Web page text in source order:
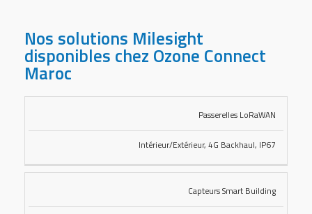
Nos solutions Milesight
disponibles chez Ozone Connect
Maroc
DE
CLÉS
Passerelles LoRaWAN
Intérieur/Extérieur, 4G Backhaul, IP67
Capteurs Smart Building